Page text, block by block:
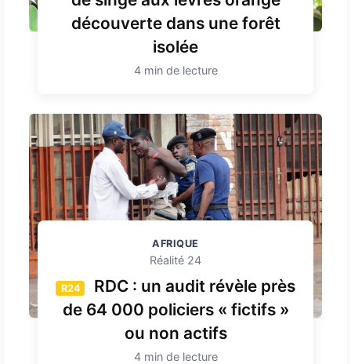
découverte dans une forêt
isolée
4 min de lecture
AFRIQUE
Réalité 24
R24
RDC : un audit révèle près
de 64 000 policiers « fictifs »
ou non actifs
4 min de lecture